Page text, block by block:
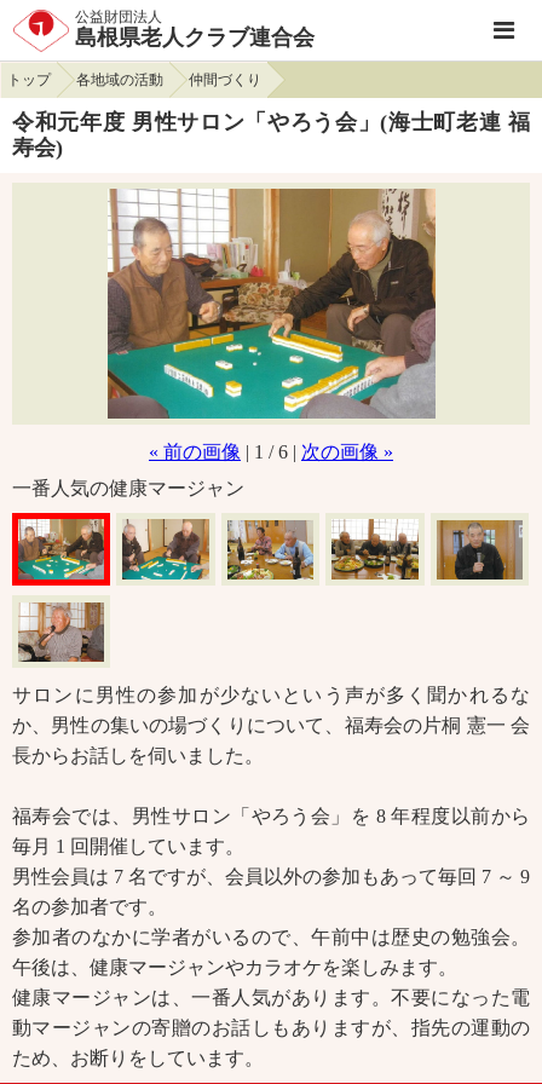
公益財団法人
島根県老人クラブ連合会
トップ 各地域の活動 仲間づくり
令和元年度 男性サロン「やろう会」(海士町老連 福
寿会)
« 前の画像 | 1 / 6 | 次の画像 »
一番人気の健康マージャン
サロンに男性の参加が少ないという声が多く聞かれるな
か、男性の集いの場づくりについて、福寿会の片桐 憲一 会
長からお話しを伺いました。
福寿会では、男性サロン「やろう会」を 8 年程度以前から
毎月 1 回開催しています。
男性会員は 7 名ですが、会員以外の参加もあって毎回 7 ～ 9
名の参加者です。
参加者のなかに学者がいるので、午前中は歴史の勉強会。
午後は、健康マージャンやカラオケを楽しみます。
健康マージャンは、一番人気があります。不要になった電
動マージャンの寄贈のお話しもありますが、指先の運動の
ため、お断りをしています。